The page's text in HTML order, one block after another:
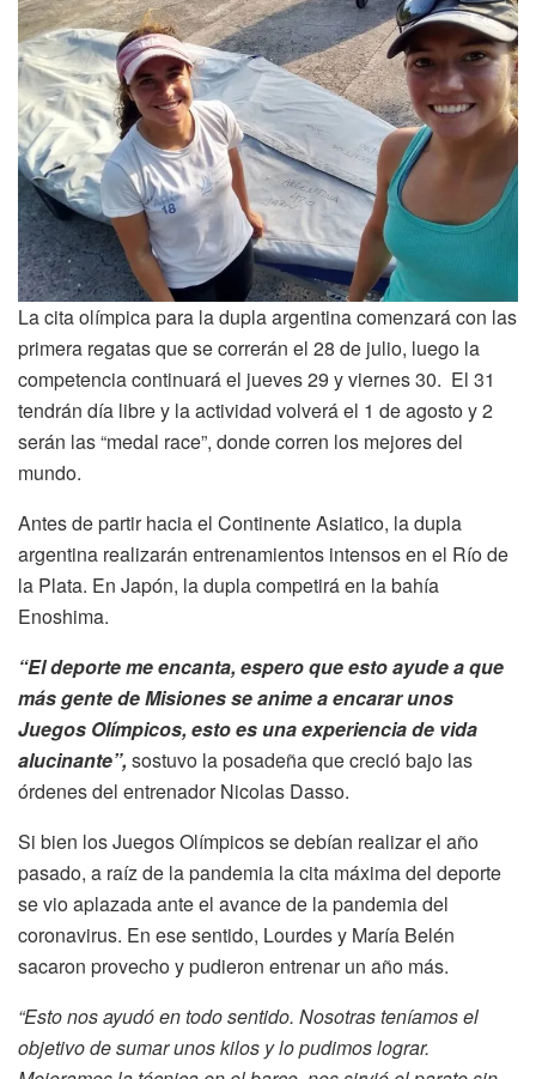
La cita olímpica para la dupla argentina comenzará con las
primera regatas que se correrán el 28 de julio, luego la
competencia continuará el jueves 29 y viernes 30. El 31
tendrán día libre y la actividad volverá el 1 de agosto y 2
serán las “medal race”, donde corren los mejores del
mundo.
Antes de partir hacia el Continente Asiatico, la dupla
argentina realizarán entrenamientos intensos en el Río de
la Plata. En Japón, la dupla competirá en la bahía
Enoshima.
“El deporte me encanta, espero que esto ayude a que
más gente de Misiones se anime a encarar unos
Juegos Olímpicos, esto es una experiencia de vida
alucinante”, sostuvo la posadeña que creció bajo las
órdenes del entrenador Nicolas Dasso.
Si bien los Juegos Olímpicos se debían realizar el año
pasado, a raíz de la pandemia la cita máxima del deporte
se vio aplazada ante el avance de la pandemia del
coronavirus. En ese sentido, Lourdes y María Belén
sacaron provecho y pudieron entrenar un año más.
“Esto nos ayudó en todo sentido. Nosotras teníamos el
objetivo de sumar unos kilos y lo pudimos lograr.